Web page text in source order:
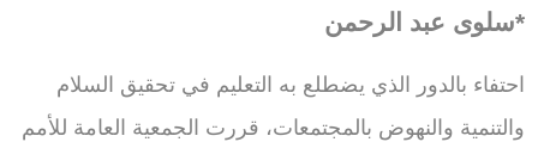
*سلوى عبد الرحمن
احتفاء بالدور الذي يضطلع به التعليم في تحقيق السلام
والتنمية والنهوض بالمجتمعات، قررت الجمعية العامة للأمم